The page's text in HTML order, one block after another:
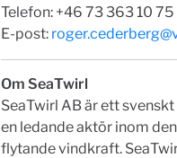
Telefon: +46 73 363 10 75
E-post:
Om SeaTwirl
SeaTwirl AB är ett
en ledande aktör inom
flytande vindkraft.